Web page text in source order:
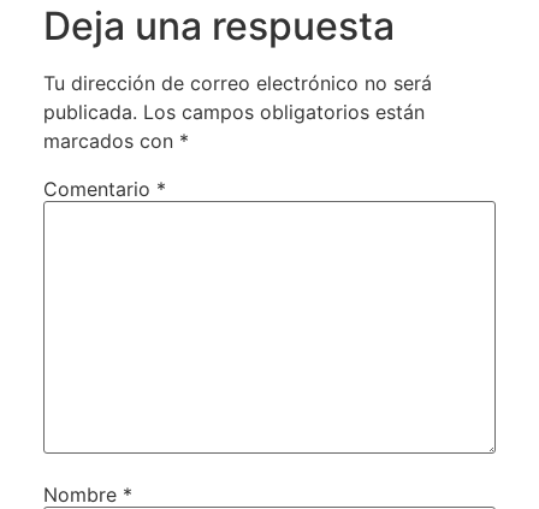
Deja una respuesta
Tu dirección de correo electrónico no será
publicada. Los campos obligatorios están
marcados con *
Comentario *
Nombre *